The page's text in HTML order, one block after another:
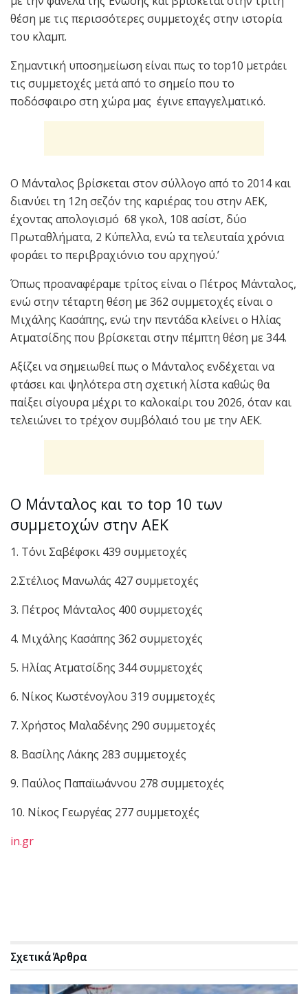
θέση με τις περισσότερες συμμετοχές στην ιστορία
του κλαμπ.
Σημαντική υποσημείωση είναι πως το top10 μετράει
τις συμμετοχές μετά από το σημείο που το
ποδόσφαιρο στη χώρα μας έγινε επαγγελματικό.
Ο Μάνταλος βρίσκεται στον σύλλογο από το 2014 και
διανύει τη 12η σεζόν της καριέρας του στην ΑΕΚ,
έχοντας απολογισμό 68 γκολ, 108 ασίστ, δύο
Πρωταθλήματα, 2 Κύπελλα, ενώ τα τελευταία χρόνια
φοράει το περιβραχιόνιο του αρχηγού.’
Όπως προαναφέραμε τρίτος είναι ο Πέτρος Μάνταλος,
ενώ στην τέταρτη θέση με 362 συμμετοχές είναι ο
Μιχάλης Κασάπης, ενώ την πεντάδα κλείνει ο Ηλίας
Ατματσίδης που βρίσκεται στην πέμπτη θέση με 344.
Αξίζει να σημειωθεί πως ο Μάνταλος ενδέχεται να
φτάσει και ψηλότερα στη σχετική λίστα καθώς θα
παίξει σίγουρα μέχρι το καλοκαίρι του 2026, όταν και
τελειώνει το τρέχον συμβόλαιό του με την ΑΕΚ.
Ο Μάνταλος και το top 10 των
συμμετοχών στην ΑΕΚ
1. Τόνι Σαβέφσκι 439 συμμετοχές
2.Στέλιος Μανωλάς 427 συμμετοχές
3. Πέτρος Μάνταλος 400 συμμετοχές
4. Μιχάλης Κασάπης 362 συμμετοχές
5. Ηλίας Ατματσίδης 344 συμμετοχές
6. Νίκος Κωστένογλου 319 συμμετοχές
7. Χρήστος Μαλαδένης 290 συμμετοχές
8. Βασίλης Λάκης 283 συμμετοχές
9. Παύλος Παπαϊωάννου 278 συμμετοχές
10. Νίκος Γεωργέας 277 συμμετοχές
in.gr
ΣχετικάΆρθρα